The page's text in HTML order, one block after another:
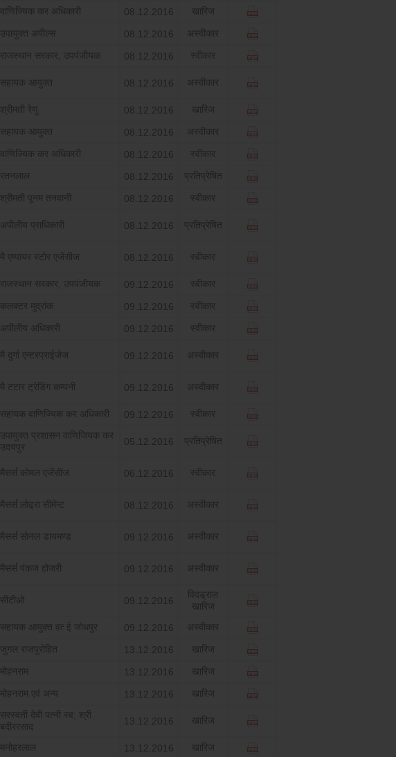
वाणिज्यिक कर अधिकारी 08.12.2016 खारिज
उपायुक्‍त अपील्‍स 08.12.2016 अस्‍वीकार
राजस्‍थान सरकार, उपपंजीयक 08.12.2016 स्‍वीकार
सहायक आयुक्‍त 08.12.2016 अस्‍वीकार
श्रीमती रेणु 08.12.2016 खारिज
सहायक आयुक्‍त 08.12.2016 अस्‍वीकार
वाणिज्यिक कर अधिकारी 08.12.2016 स्‍वीकार
रतनलाल 08.12.2016 प्रतिप्रेषित
श्रीमती पूनम तनवानी 08.12.2016 स्‍वीकार
अपीलीय प्राधिकारी 08.12.2016 प्रतिप्रेषित
मै एम्‍पायर स्‍टोर एजेंसीज 08.12.2016 स्‍वीकार
राजस्‍थान सरकार, उपपंजीयक 09.12.2016 स्‍वीकार
कलक्‍टर मुद्रांक 09.12.2016 स्‍वीकार
अपीलीय अधिकारी 09.12.2016 स्‍वीकार
मै दुर्गा एन्‍टरप्राईजेज 09.12.2016 अस्‍वीकार
मै टटार ट्रेडिंग कम्‍पनी 09.12.2016 अस्‍वीकार
सहायक वाणिज्यिक कर अधिकारी 09.12.2016 स्‍वीकार
उपायुक्‍त प्रशासन वाणिजियक कर
उदयपुर
05.12.2016 प्रतिप्रेषित
मैसर्स कोमल एजेंसीज 06.12.2016 स्‍वीकार
मैसर्स लोढ्रा सीमेन्‍ट 08.12.2016 अस्‍वीकार
मैसर्स सोनल डायमण्‍ड 09.12.2016 अस्‍वीकार
मैसर्स पंकज होजरी 09.12.2016 अस्‍वीकार
सीटीओ 09.12.2016
विदड्राल
खारिज
सहायक आयुक्‍त व़त्‍ ई जोधपुर 09.12.2016 अस्‍वीकार
जुगल राजपुरोहित 13.12.2016 खारिज
मोहनराम 13.12.2016 खारिज
मोहनराम एवं अन्‍य 13.12.2016 खारिज
सरस्‍वती देवी पत्‍नी स्‍व; श्री
बदीररसाद
13.12.2016 खारिज
मनोहरलाल 13.12.2016 खारिज